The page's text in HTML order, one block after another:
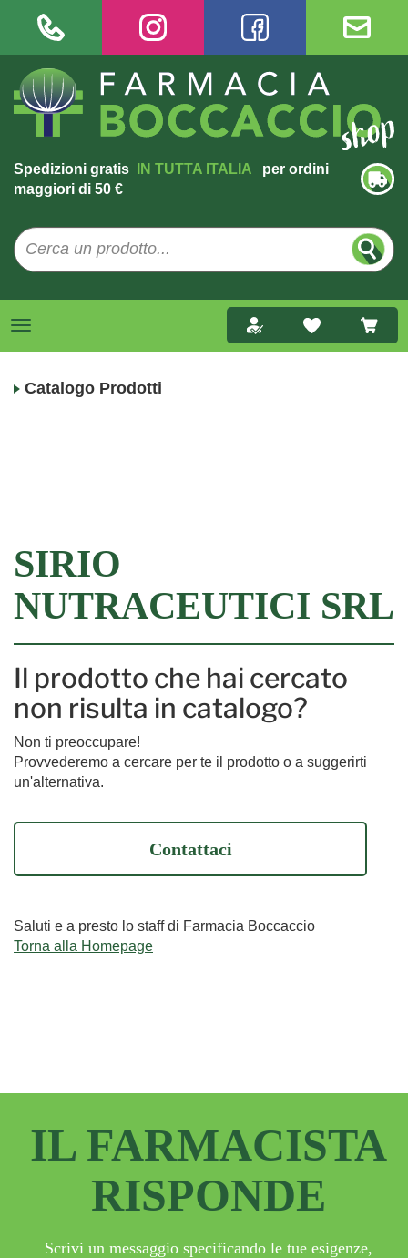
Spedizioni gratis IN TUTTA ITALIA
per ordini
maggiori di 50 €
Catalogo Prodotti
SIRIO
NUTRACEUTICI SRL
Il prodotto che hai cercato
non risulta in catalogo?
Non ti preoccupare!
Provvederemo a cercare per te il prodotto o a suggerirti
un'alternativa.
Contattaci
Saluti e a presto lo staff di Farmacia Boccaccio
Torna alla Homepage
IL FARMACISTA
RISPONDE
Scrivi un messaggio specificando le tue esigenze,